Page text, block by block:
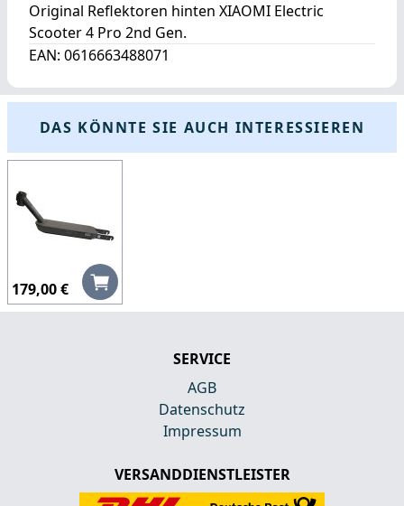
Original Reflektoren hinten XIAOMI Electric
Scooter 4 Pro 2nd Gen.
EAN: 0616663488071
DAS KÖNNTE SIE AUCH INTERESSIEREN
179,00 €
SERVICE
AGB
Datenschutz
Impressum
VERSANDDIENSTLEISTER